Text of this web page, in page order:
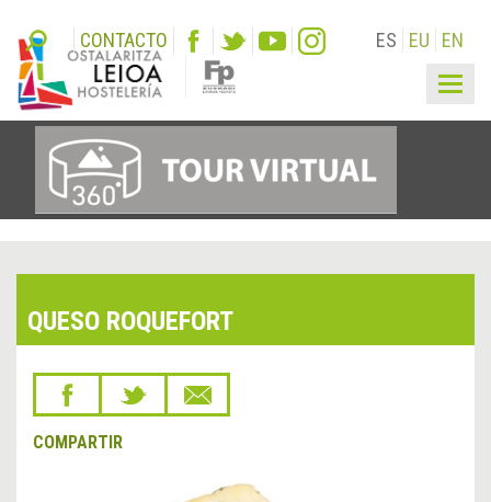
CONTACTO ES EU EN
QUESO ROQUEFORT
COMPARTIR